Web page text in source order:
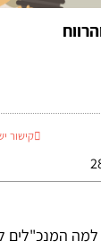
קישור
המנכ"לים